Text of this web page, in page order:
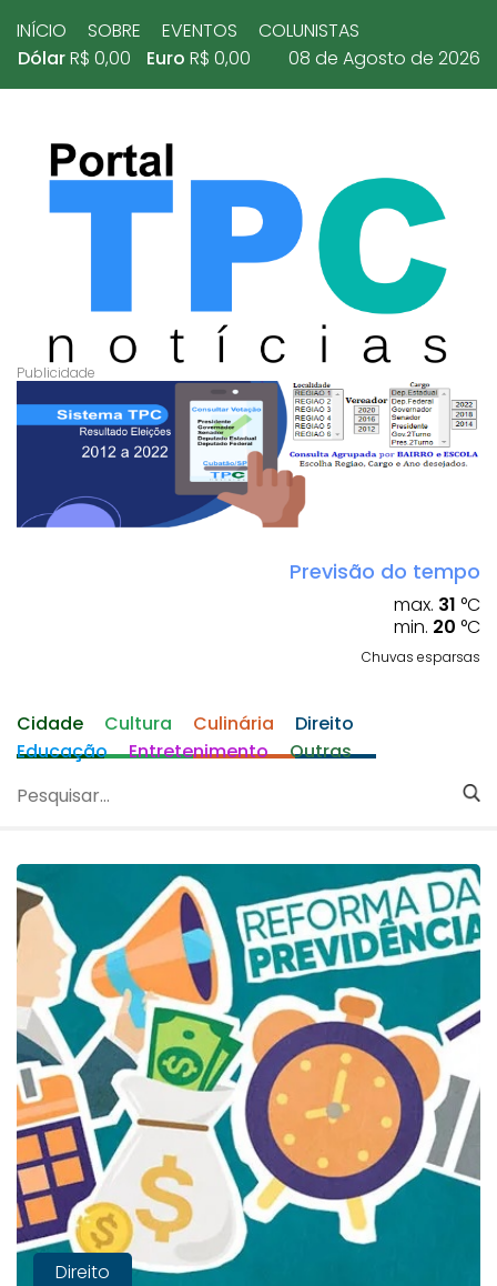
INÍCIO SOBRE EVENTOS
COLUNISTAS
DólarR$ 0,00 Euro R$ 0,00 08 de Agosto de 2026
Previsão do tempo
max. 31 °C
min. 20 °C
Chuvas esparsas
Cidade Cultura Culinária
Direito
Educação
Entretenimento Outras
Direito